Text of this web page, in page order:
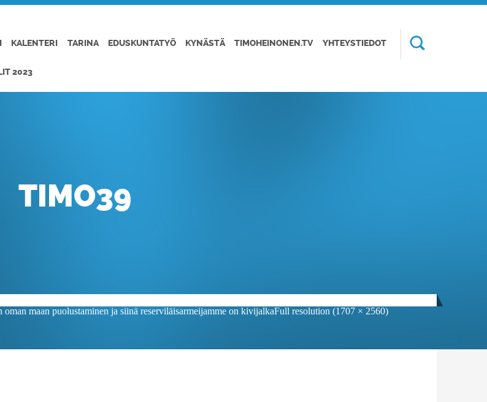
KALENTERI TARINA EDUSKUNTATYÖ KYNÄSTÄ TIMOHEINONEN.TV YHTEYSTIEDOT
2023
TIMO39
maan puolustaminen ja siinä reserviläisarmeijamme on kivijalkaFull resolution (1707 × 2560)